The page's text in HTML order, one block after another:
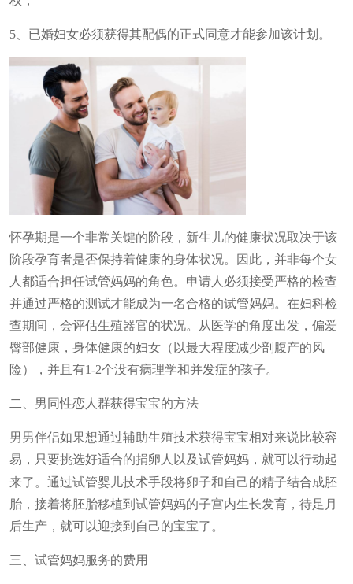
5 、已婚妇女必须获得其配偶的正式同意才能参加该计划。
怀孕期是一个非常关键的阶段，新生儿的健康状况取决于该
阶段孕育者是否保持着健康的身体状况。因此，并非每个女
人都适合担任试管妈妈的角色。申请人必须接受严格的检查
并通过严格的测试才能成为一名合格的试管妈妈。在妇科检
查期间，会评估生殖器官的状况。从医学的角度出发，偏爱
臀部健康，身体健康的妇女（以最大程度减少剖腹产的风
险），并且有1-2个没有病理学和并发症的孩子。
二、男同性恋人群获得宝宝的方法
男男伴侣如果想通过辅助生殖技术获得宝宝相对来说比较容
易，只要挑选好适合的捐卵人以及试管妈妈 ，就可以行动起
来了。通过试管婴儿技术手段将卵子和自己的精子结合成胚
胎，接着将胚胎移植到试管妈妈的子宫内生长发育，待足月
后生产，就可以迎接到自己的宝宝了。
三、试管妈妈服务的费用